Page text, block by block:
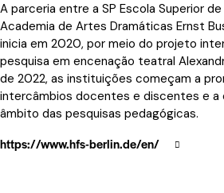
A parceria entre a SP Escola Superior
Academia de Artes Dramáticas Ernst
inicia em 2020, por meio do projeto
pesquisa em encenação teatral
de 2022, as instituições começam a
intercâmbios docentes e discentes e a
âmbito das pesquisas pedagógicas.
https://www.hfs-berlin.de/en/